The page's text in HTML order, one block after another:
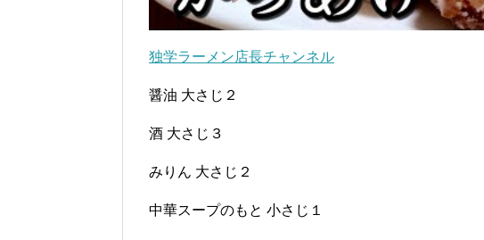
独学ラーメン店長チャンネル
醤油 大さじ２
酒 大さじ３
みりん 大さじ２
中華スープのもと 小さじ１